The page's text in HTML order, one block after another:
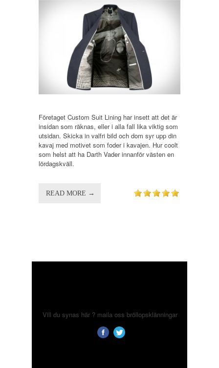
Företaget Custom Suit Lining har insett att det är
insidan som räknas, eller i alla fall lika viktig som
utsidan. Skicka in valfri bild och dom syr upp din
kavaj med motivet som foder i kavajen. Hur coolt
som helst att ha Darth Vader innanför västen en
lördagskväll.
READ MORE →
Vill du synas här ? maila oss bröllopsklänningar